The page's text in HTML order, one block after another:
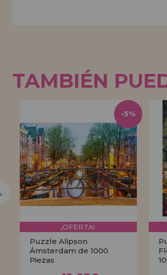
TAMBIÉN
¡OFERTA!
Puzzle Alipson
Ámsterdam de 1000
Piezas
-5%